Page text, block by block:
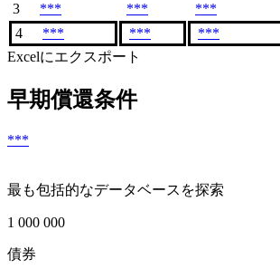
3
*** *** ***
4
*** *** ***
Excelにエクスポート
早期償還条件
***
最も包括的なデータベースを探索
1 000 000
債券